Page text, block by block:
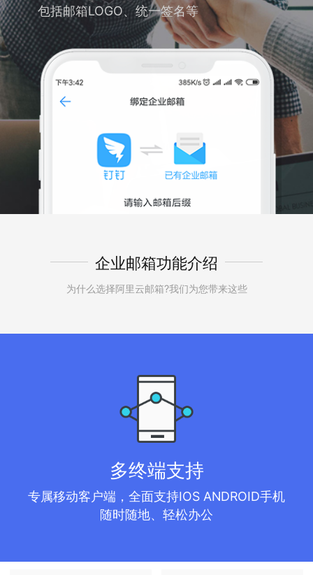
包括邮箱LOGO、统一签名等
企业邮箱功能介绍
为什么选择阿里云邮箱?我们为您带来这些
多终端支持
专属移动客户端，全面支持IOS ANDROID手机
随时随地、轻松办公